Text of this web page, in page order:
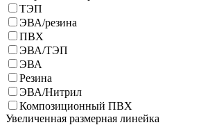
ТЭП
ЭВА/резина
ПВХ
ЭВА/ТЭП
ЭВА
Резина
ЭВА/Нитрил
Композиционный ПВХ
Увеличенная размерная линейка